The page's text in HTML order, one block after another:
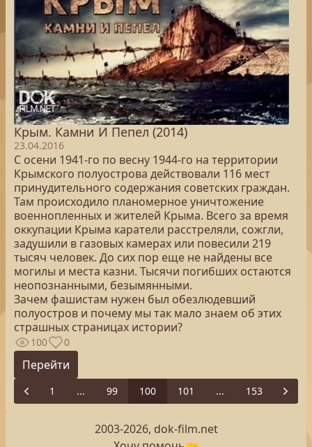
Крым. Камни И Пепел (2014)
23.04.2016
С осени 1941-го по весну 1944-го на территории
Крымского полуострова действовали 116 мест
принудительного содержания советских граждан.
Там происходило планомерное уничтожение
военнопленных и жителей Крыма. Всего за время
оккупации Крыма каратели расстреляли, сожгли,
задушили в газовых камерах или повесили 219
тысяч человек. До сих пор еще не найдены все
могилы и места казни. Тысячи погибших остаются
неопознанными, безымянными.
Зачем фашистам нужен был обезлюдевший
полуостров и почему мы так мало знаем об этих
страшных страницах истории?
100 0
Перейти
Previous
1 ... 99 100 101 ... 153 Next
2003-2026, dok-film.net